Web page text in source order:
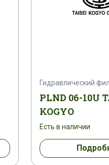
Гидравлический
PLND 06-10U
KOGYO
Есть в наличии